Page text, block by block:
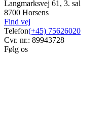
Langmarksvej 61, 3. sal
8700 Horsens
Find vej
Telefon(+45) 75626020
Cvr. nr.: 89943728
Følg os